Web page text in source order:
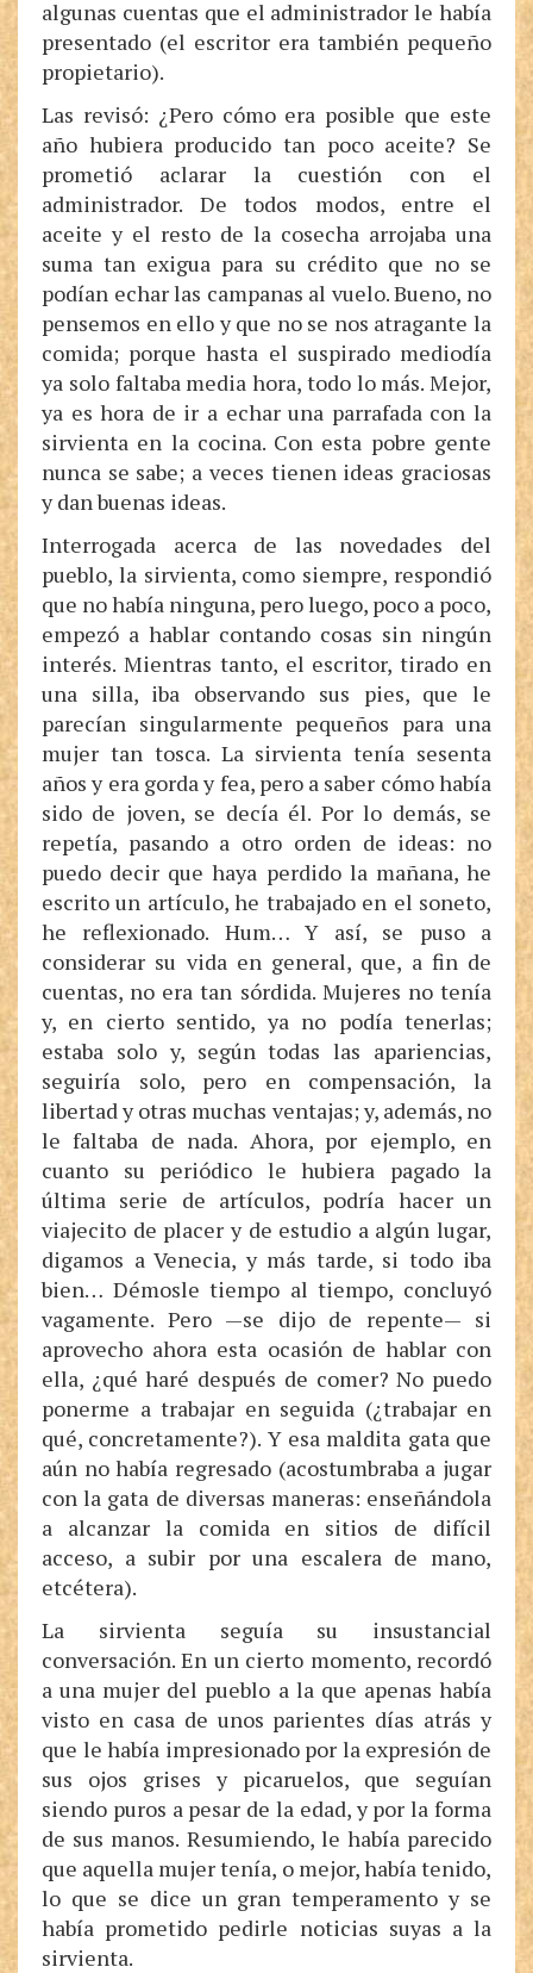
algunas cuentas que el administrador le había
presentado (el escritor era también pequeño
propietario).
Las revisó: ¿Pero cómo era posible que este
año hubiera producido tan poco aceite? Se
prometió aclarar la cuestión con el
administrador. De todos modos, entre el
aceite y el resto de la cosecha arrojaba una
suma tan exigua para su crédito que no se
podían echar las campanas al vuelo. Bueno, no
pensemos en ello y que no se nos atragante la
comida; porque hasta el suspirado mediodía
ya solo faltaba media hora, todo lo más. Mejor,
ya es hora de ir a echar una parrafada con la
sirvienta en la cocina. Con esta pobre gente
nunca se sabe; a veces tienen ideas graciosas
y dan buenas ideas.
Interrogada acerca de las novedades del
pueblo, la sirvienta, como siempre, respondió
que no había ninguna, pero luego, poco a poco,
empezó a hablar contando cosas sin ningún
interés. Mientras tanto, el escritor, tirado en
una silla, iba observando sus pies, que le
parecían singularmente pequeños para una
mujer tan tosca. La sirvienta tenía sesenta
años y era gorda y fea, pero a saber cómo había
sido de joven, se decía él. Por lo demás, se
repetía, pasando a otro orden de ideas: no
puedo decir que haya perdido la mañana, he
escrito un artículo, he trabajado en el soneto,
he reflexionado. Hum… Y así, se puso a
considerar su vida en general, que, a fin de
cuentas, no era tan sórdida. Mujeres no tenía
y, en cierto sentido, ya no podía tenerlas;
estaba solo y, según todas las apariencias,
seguiría solo, pero en compensación, la
libertad y otras muchas ventajas; y, además, no
le faltaba de nada. Ahora, por ejemplo, en
cuanto su periódico le hubiera pagado la
última serie de artículos, podría hacer un
viajecito de placer y de estudio a algún lugar,
digamos a Venecia, y más tarde, si todo iba
bien… Démosle tiempo al tiempo, concluyó
vagamente. Pero —se dijo de repente— si
aprovecho ahora esta ocasión de hablar con
ella, ¿qué haré después de comer? No puedo
ponerme a trabajar en seguida (¿trabajar en
qué, concretamente?). Y esa maldita gata que
aún no había regresado (acostumbraba a jugar
con la gata de diversas maneras: enseñándola
a alcanzar la comida en sitios de difícil
acceso, a subir por una escalera de mano,
etcétera).
La sirvienta seguía su insustancial
conversación. En un cierto momento, recordó
a una mujer del pueblo a la que apenas había
visto en casa de unos parientes días atrás y
que le había impresionado por la expresión de
sus ojos grises y picaruelos, que seguían
siendo puros a pesar de la edad, y por la forma
de sus manos. Resumiendo, le había parecido
que aquella mujer tenía, o mejor, había tenido,
lo que se dice un gran temperamento y se
había prometido pedirle noticias suyas a la
sirvienta.